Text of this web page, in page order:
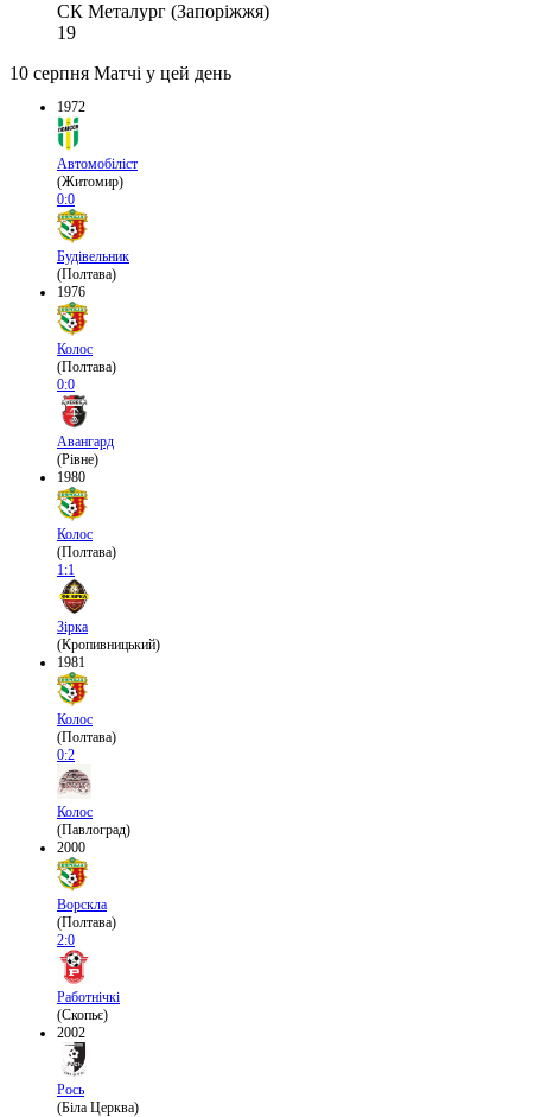
СК Металург (Запоріжжя)
19
10 серпня Матчі у цей день
1972
Автомобіліст
(Житомир)
0:0
Будівельник
(Полтава)
1976
Колос
(Полтава)
0:0
Авангард
(Рівне)
1980
Колос
(Полтава)
1:1
Зірка
(Кропивницький)
1981
Колос
(Полтава)
0:2
Колос
(Павлоград)
2000
Ворскла
(Полтава)
2:0
Работнічкі
(Скопьє)
2002
Рось
(Біла Церква)